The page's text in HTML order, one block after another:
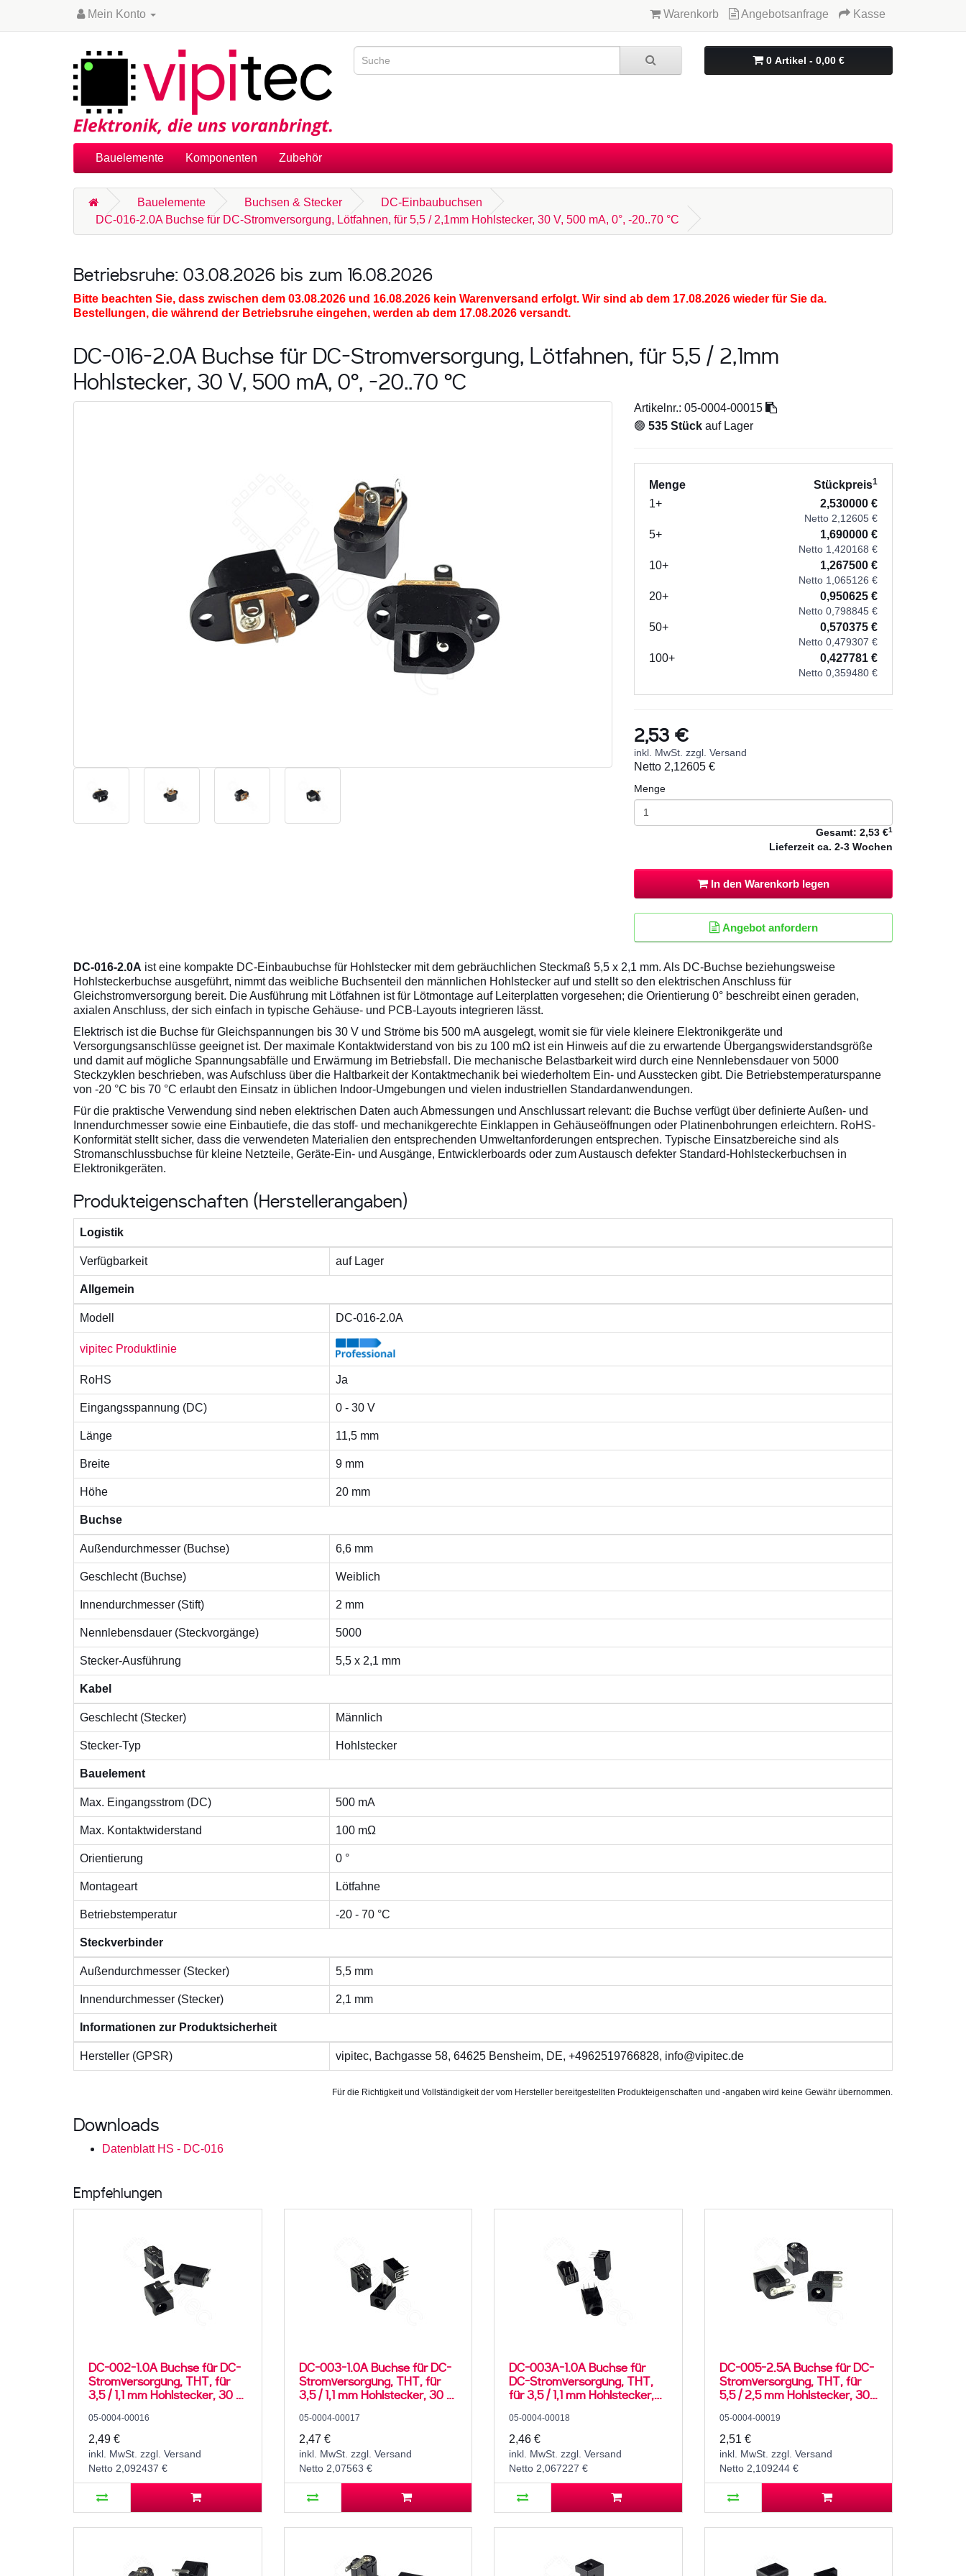
Mein Konto Warenkorb Angebotsanfrage Kasse
0 Artikel - 0,00 €
Bauelemente Komponenten Zubehör
Bauelemente Buchsen & Stecker
DC-Einbaubuchsen
DC-016-2.0A Buchse für DC-Stromversorgung, Lötfahnen, für 5,5 / 2,1mm Hohlstecker, 30 V, 500 mA, 0°, -20..70 °C
Betriebsruhe: 03.08.2026 bis zum 16.08.2026
Bitte beachten Sie, dass zwischen dem 03.08.2026 und 16.08.2026 kein Warenversand erfolgt. Wir sind ab dem 17.08.2026 wieder für Sie da.
Bestellungen, die während der Betriebsruhe eingehen, werden ab dem 17.08.2026 versandt.
DC-016-2.0A Buchse für DC-Stromversorgung, Lötfahnen, für 5,5 / 2,1mm
Hohlstecker, 30 V, 500 mA, 0°, -20..70 °C
Artikelnr.: 05-0004-00015
🟢 535 Stück auf Lager
Menge Stückpreis1
1+ 2,530000 €
Netto 2,12605 €
5+ 1,690000 €
Netto 1,420168 €
10+ 1,267500 €
Netto 1,065126 €
20+ 0,950625 €
Netto 0,798845 €
50+ 0,570375 €
Netto 0,479307 €
100+ 0,427781 €
Netto 0,359480 €
2,53 €
inkl. MwSt. zzgl. Versand
Netto 2,12605 €
Menge
Gesamt: 2,53 €1
Lieferzeit ca. 2-3 Wochen
In den Warenkorb legen
Angebot anfordern
DC-016-2.0A ist eine kompakte DC-Einbaubuchse für Hohlstecker mit dem gebräuchlichen Steckmaß 5,5 x 2,1 mm. Als DC-Buchse beziehungsweise
Hohlsteckerbuchse ausgeführt, nimmt das weibliche Buchsenteil den männlichen Hohlstecker auf und stellt so den elektrischen Anschluss für
Gleichstromversorgung bereit. Die Ausführung mit Lötfahnen ist für Lötmontage auf Leiterplatten vorgesehen; die Orientierung 0° beschreibt einen geraden,
axialen Anschluss, der sich einfach in typische Gehäuse- und PCB-Layouts integrieren lässt.
Elektrisch ist die Buchse für Gleichspannungen bis 30 V und Ströme bis 500 mA ausgelegt, womit sie für viele kleinere Elektronikgeräte und
Versorgungsanschlüsse geeignet ist. Der maximale Kontaktwiderstand von bis zu 100 mΩ ist ein Hinweis auf die zu erwartende Übergangswiderstandsgröße
und damit auf mögliche Spannungsabfälle und Erwärmung im Betriebsfall. Die mechanische Belastbarkeit wird durch eine Nennlebensdauer von 5000
Steckzyklen beschrieben, was Aufschluss über die Haltbarkeit der Kontaktmechanik bei wiederholtem Ein- und Ausstecken gibt. Die Betriebstemperaturspanne
von -20 °C bis 70 °C erlaubt den Einsatz in üblichen Indoor-Umgebungen und vielen industriellen Standardanwendungen.
Für die praktische Verwendung sind neben elektrischen Daten auch Abmessungen und Anschlussart relevant: die Buchse verfügt über definierte Außen- und
Innendurchmesser sowie eine Einbautiefe, die das stoff- und mechanikgerechte Einklappen in Gehäuseöffnungen oder Platinenbohrungen erleichtern. RoHS-
Konformität stellt sicher, dass die verwendeten Materialien den entsprechenden Umweltanforderungen entsprechen. Typische Einsatzbereiche sind als
Stromanschlussbuchse für kleine Netzteile, Geräte-Ein- und Ausgänge, Entwicklerboards oder zum Austausch defekter Standard-Hohlsteckerbuchsen in
Elektronikgeräten.
Produkteigenschaften (Herstellerangaben)
Logistik
Verfügbarkeit auf Lager
Allgemein
Modell DC-016-2.0A
vipitec Produktlinie
RoHS Ja
Eingangsspannung (DC) 0 - 30 V
Länge 11,5 mm
Breite 9 mm
Höhe 20 mm
Buchse
Außendurchmesser (Buchse) 6,6 mm
Geschlecht (Buchse) Weiblich
Innendurchmesser (Stift) 2 mm
Nennlebensdauer (Steckvorgänge) 5000
Stecker-Ausführung 5,5 x 2,1 mm
Kabel
Geschlecht (Stecker) Männlich
Stecker-Typ Hohlstecker
Bauelement
Max. Eingangsstrom (DC) 500 mA
Max. Kontaktwiderstand 100 mΩ
Orientierung 0 °
Montageart Lötfahne
Betriebstemperatur -20 - 70 °C
Steckverbinder
Außendurchmesser (Stecker) 5,5 mm
Innendurchmesser (Stecker) 2,1 mm
Informationen zur Produktsicherheit
Hersteller (GPSR) vipitec, Bachgasse 58, 64625 Bensheim, DE, +4962519766828, info@vipitec.de
Für die Richtigkeit und Vollständigkeit der vom Hersteller bereitgestellten Produkteigenschaften und -angaben wird keine Gewähr übernommen.
Downloads
Datenblatt HS - DC-016
Empfehlungen
DC-002-1.0A Buchse für DC-
Stromversorgung, THT, für
3,5 / 1,1 mm Hohlstecker, 30 V,
05-0004-00016
2,49 €
inkl. MwSt. zzgl. Versand
Netto 2,092437 €
DC-003-1.0A Buchse für DC-
Stromversorgung, THT, für
3,5 / 1,1 mm Hohlstecker, 30 V,
05-0004-00017
2,47 €
inkl. MwSt. zzgl. Versand
Netto 2,07563 €
DC-003A-1.0A Buchse für
DC-Stromversorgung, THT,
für 3,5 / 1,1 mm Hohlstecker,
05-0004-00018
2,46 €
inkl. MwSt. zzgl. Versand
Netto 2,067227 €
DC-005-2.5A Buchse für DC-
Stromversorgung, THT, für
5,5 / 2,5 mm Hohlstecker, 30
05-0004-00019
2,51 €
inkl. MwSt. zzgl. Versand
Netto 2,109244 €